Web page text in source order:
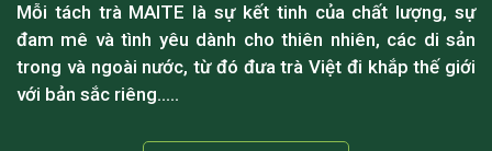
Mỗi tách trà MAITE là sự kết tinh của chất lượng, sự
đam mê và tình yêu dành cho thiên nhiên, các di sản
trong và ngoài nước, từ đó đưa trà Việt đi khắp thế giới
với bản sắc riêng…..